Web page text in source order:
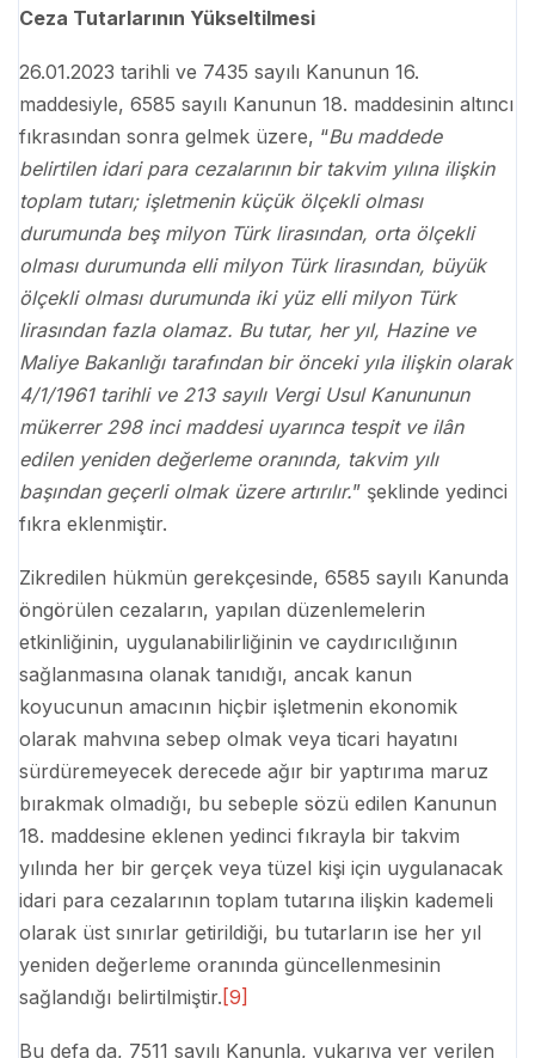
Ceza Tutarlarının Yükseltilmesi
26.01.2023 tarihli ve 7435 sayılı Kanunun 16.
maddesiyle, 6585 sayılı Kanunun 18. maddesinin altıncı
fıkrasından sonra gelmek üzere, “Bu maddede
belirtilen idari para cezalarının bir takvim yılına ilişkin
toplam tutarı; işletmenin küçük ölçekli olması
durumunda beş milyon Türk lirasından, orta ölçekli
olması durumunda elli milyon Türk lirasından, büyük
ölçekli olması durumunda iki yüz elli milyon Türk
lirasından fazla olamaz. Bu tutar, her yıl, Hazine ve
Maliye Bakanlığı tarafından bir önceki yıla ilişkin olarak
4/1/1961 tarihli ve 213 sayılı Vergi Usul Kanununun
mükerrer 298 inci maddesi uyarınca tespit ve ilân
edilen yeniden değerleme oranında, takvim yılı
başından geçerli olmak üzere artırılır.” şeklinde yedinci
fıkra eklenmiştir.
Zikredilen hükmün gerekçesinde, 6585 sayılı Kanunda
öngörülen cezaların, yapılan düzenlemelerin
etkinliğinin, uygulanabilirliğinin ve caydırıcılığının
sağlanmasına olanak tanıdığı, ancak kanun
koyucunun amacının hiçbir işletmenin ekonomik
olarak mahvına sebep olmak veya ticari hayatını
sürdüremeyecek derecede ağır bir yaptırıma maruz
bırakmak olmadığı, bu sebeple sözü edilen Kanunun
18. maddesine eklenen yedinci fıkrayla bir takvim
yılında her bir gerçek veya tüzel kişi için uygulanacak
idari para cezalarının toplam tutarına ilişkin kademeli
olarak üst sınırlar getirildiği, bu tutarların ise her yıl
yeniden değerleme oranında güncellenmesinin
sağlandığı belirtilmiştir. [9]
Bu defa da, 7511 sayılı Kanunla, yukarıya yer verilen